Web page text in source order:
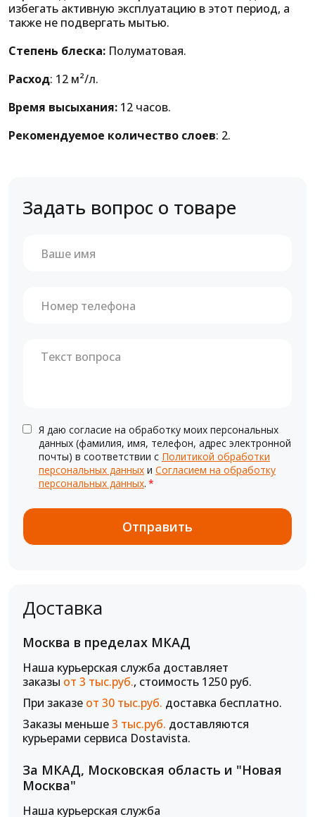
избегать активную эксплуатацию в этот период, а
также не подвергать мытью.
Степень блеска: Полуматовая.
Расход: 12 м²/л.
Время высыхания: 12 часов.
Рекомендуемое количество слоев: 2.
Задать вопрос о товаре
Я даю согласие на обработку моих персональных
данных (фамилия, имя, телефон, адрес электронной
почты) в соответствии с Политикой обработки
персональных данных и Согласием на обработку
персональных данных. *
Доставка
Москва в пределах МКАД
Наша курьерская служба доставляет
заказы от 3 тыс.руб., стоимость 1250 руб.
При заказе от 30 тыс.руб. доставка бесплатно.
Заказы меньше3 тыс.руб. доставляются
курьерами сервиса Dostavista.
За МКАД, Московская область и "Новая
Москва"
Наша курьерская служба